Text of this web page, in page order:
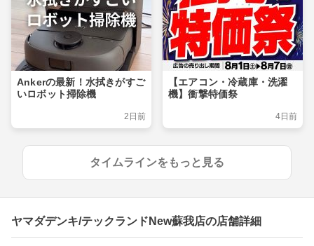
Ankerの最新！水拭きがすご
いロボット掃除機
2日前
【エアコン・冷蔵庫・洗濯
機】衝撃特価祭
4日前
タイムラインをもっと見る
ヤマダデンキ/テックランドNew蘇我店の店舗詳細